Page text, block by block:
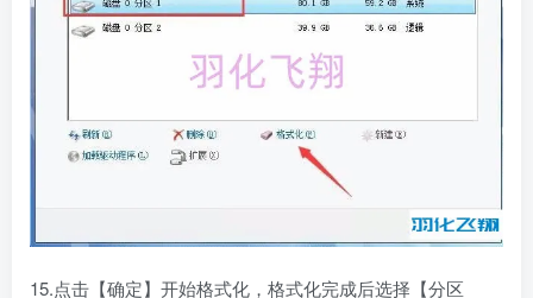
15.点击【确定】开始格式化，格式化完成后选择【分区